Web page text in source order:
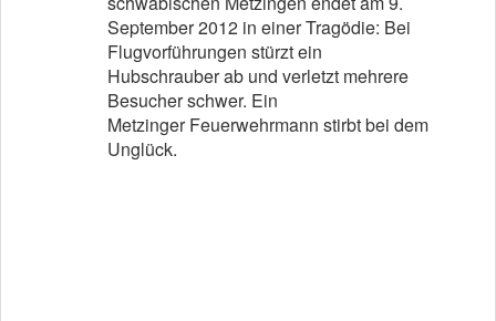
September 2012 in einer Tragödie: Bei
Flugvorführungen stürzt ein
Hubschrauber ab und verletzt mehrere
Besucher schwer. Ein
Metzinger Feuerwehrmann stirbt bei dem
Unglück.